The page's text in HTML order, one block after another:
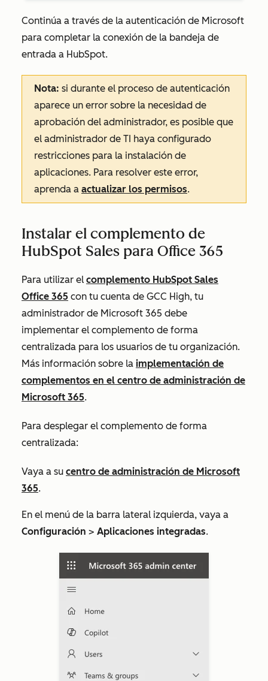
Continúa a través de la autenticación de Microsoft
para completar la conexión de la bandeja de
entrada a HubSpot.
Nota: si durante el proceso de autenticación
aparece un error sobre la necesidad de
aprobación del administrador, es posible que
el administrador de TI haya configurado
restricciones para la instalación de
aplicaciones. Para resolver este error,
aprenda a actualizar los permisos.
Instalar el complemento de
HubSpot Sales para Office 365
Para utilizar el complemento HubSpot Sales
Office 365 con tu cuenta de GCC High, tu
administrador de Microsoft 365 debe
implementar el complemento de forma
centralizada para los usuarios de tu organización.
Más información sobre la implementación de
complementos en el centro de administración de
Microsoft 365.
Para desplegar el complemento de forma
centralizada:
Vaya a su centro de administración de Microsoft
365.
En el menú de la barra lateral izquierda, vaya a
Configuración > Aplicaciones integradas.